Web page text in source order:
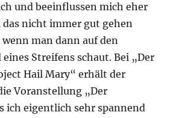
und beeinflussen mich eher
nicht immer gut gehen
man dann auf den
Streifens schaut. Bei „Der
Hail Mary“ erhält der
Voranstellung „Der
ich eigentlich sehr spannend